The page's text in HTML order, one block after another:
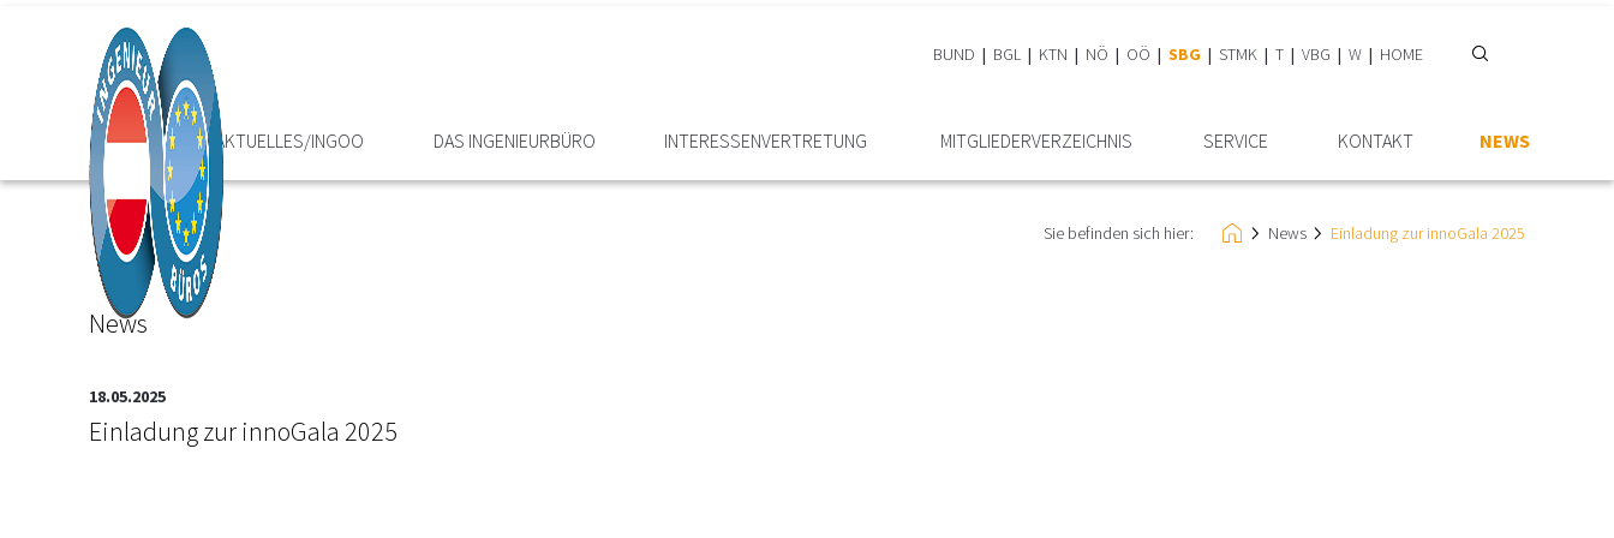
BUND BGL KTN NÖ OÖ SBG STMK T VBG W HOME
HOME AKTUELLES/INGOO DAS INGENIEURBÜRO INTERESSEN­VERTRETUNG MITGLIEDER­VERZEICHNIS SERVICE KONTAKT NEWS
Sie befinden sich hier: News Einladung zur innoGala 2025
News
18.05.2025
Einladung zur innoGala 2025